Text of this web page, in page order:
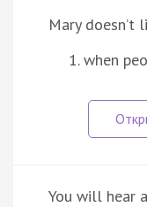
Mary doesn’t
when
You will hear